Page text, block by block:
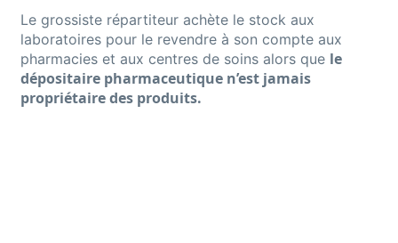
Le grossiste répartiteur achète le stock aux
laboratoires pour le revendre à son compte aux
pharmacies et aux centres de soins alors que le
dépositaire pharmaceutique n’est jamais
propriétaire des produits.